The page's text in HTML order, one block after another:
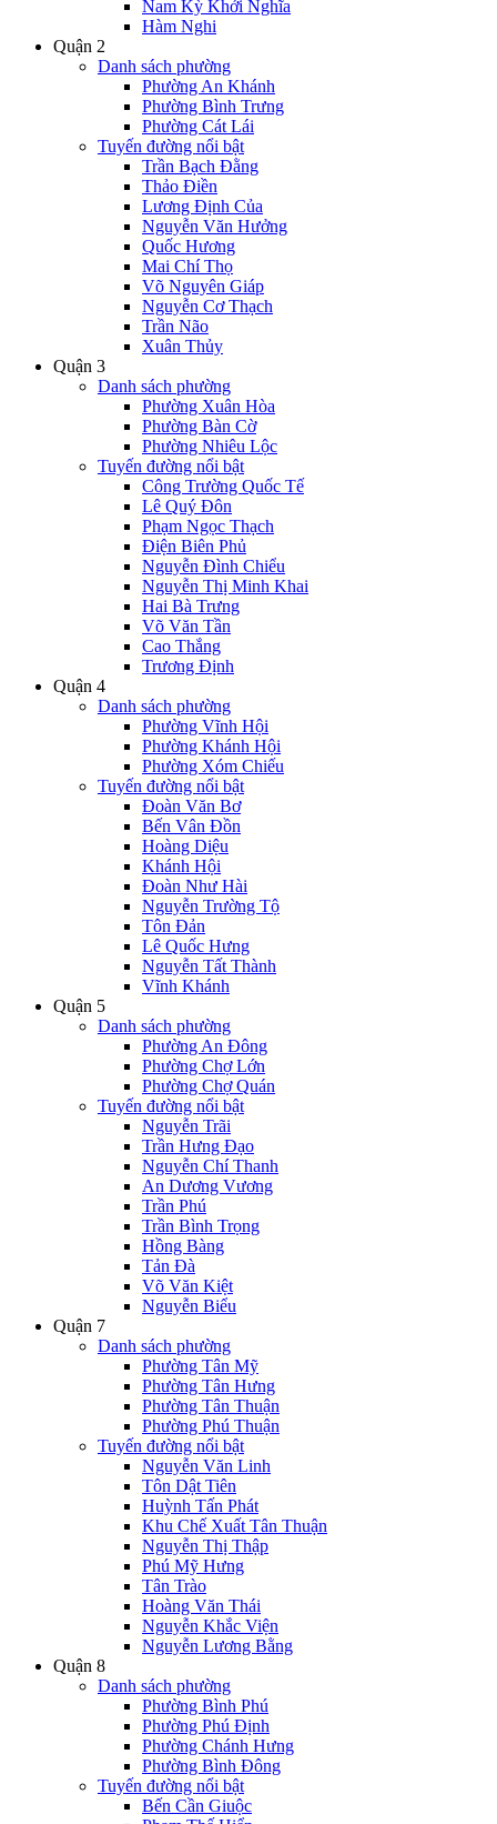
Nam Kỳ Khởi Nghĩa
Hàm Nghi
Quận 2
Danh sách phường
Phường An Khánh
Phường Bình Trưng
Phường Cát Lái
Tuyến đường nổi bật
Trần Bạch Đằng
Thảo Điền
Lương Định Của
Nguyễn Văn Hưởng
Quốc Hương
Mai Chí Thọ
Võ Nguyên Giáp
Nguyễn Cơ Thạch
Trần Não
Xuân Thủy
Quận 3
Danh sách phường
Phường Xuân Hòa
Phường Bàn Cờ
Phường Nhiêu Lộc
Tuyến đường nổi bật
Công Trường Quốc Tế
Lê Quý Đôn
Phạm Ngọc Thạch
Điện Biên Phủ
Nguyễn Đình Chiểu
Nguyễn Thị Minh Khai
Hai Bà Trưng
Võ Văn Tần
Cao Thắng
Trương Định
Quận 4
Danh sách phường
Phường Vĩnh Hội
Phường Khánh Hội
Phường Xóm Chiếu
Tuyến đường nổi bật
Đoàn Văn Bơ
Bến Vân Đồn
Hoàng Diệu
Khánh Hội
Đoàn Như Hài
Nguyễn Trường Tộ
Tôn Đản
Lê Quốc Hưng
Nguyễn Tất Thành
Vĩnh Khánh
Quận 5
Danh sách phường
Phường An Đông
Phường Chợ Lớn
Phường Chợ Quán
Tuyến đường nổi bật
Nguyễn Trãi
Trần Hưng Đạo
Nguyễn Chí Thanh
An Dương Vương
Trần Phú
Trần Bình Trọng
Hồng Bàng
Tản Đà
Võ Văn Kiệt
Nguyễn Biểu
Quận 7
Danh sách phường
Phường Tân Mỹ
Phường Tân Hưng
Phường Tân Thuận
Phường Phú Thuận
Tuyến đường nổi bật
Nguyễn Văn Linh
Tôn Dật Tiên
Huỳnh Tấn Phát
Khu Chế Xuất Tân Thuận
Nguyễn Thị Thập
Phú Mỹ Hưng
Tân Trào
Hoàng Văn Thái
Nguyễn Khắc Viện
Nguyễn Lương Bằng
Quận 8
Danh sách phường
Phường Bình Phú
Phường Phú Định
Phường Chánh Hưng
Phường Bình Đông
Tuyến đường nổi bật
Bến Cần Giuộc